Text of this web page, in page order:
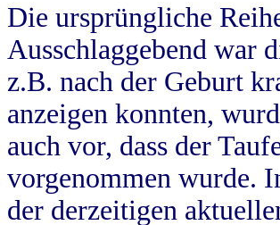
Die ursprüngliche
Ausschlaggebend war
z.B. nach der Geburt
anzeigen konnten,
auch vor, dass der
vorgenommen wurde.
der derzeitigen